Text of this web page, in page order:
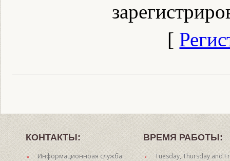
[
КОНТАКТЫ:
Информационноая служба:
ВРЕМЯ РАБОТЫ:
Tuesday, Thursday and